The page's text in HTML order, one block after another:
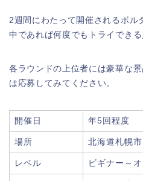
2週間にわたって開催されるボル
中であれば何度でもトライできる
各ラウンドの上位者には豪華な
は応募してみてください。
開催日 年5回程度
場所 北海道札幌
レベル ビギナー～